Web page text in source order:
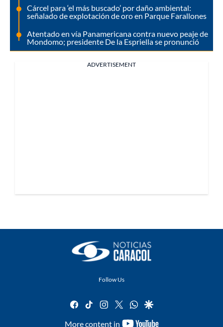
Cárcel para ‘el más buscado’ por daño ambiental:
señalado de explotación de oro en Parque Farallones
Atentado en vía Panamericana contra nuevo peaje de
Mondomo; presidente De la Espriella se pronunció
ADVERTISEMENT
Follow Us
facebook
tiktok instagram
twitterwhatsapp
google
More content in
youtube-